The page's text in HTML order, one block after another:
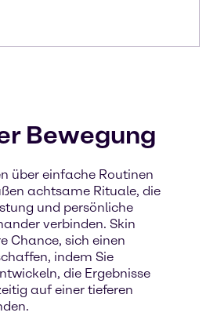
Bewegung
über einfache Routinen
achtsame Rituale, die
und persönliche
verbinden. Skin
Chance, sich einen
indem Sie
die Ergebnisse
auf einer tieferen